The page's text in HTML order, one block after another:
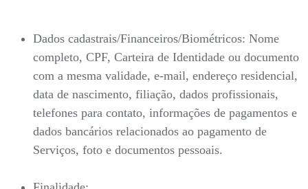
Dados cadastrais/Financeiros/Biométricos: Nome
completo, CPF, Carteira de Identidade ou documento
com a mesma validade, e-mail, endereço residencial,
data de nascimento, filiação, dados profissionais,
telefones para contato, informações de pagamentos e
dados bancários relacionados ao pagamento de
Serviços, foto e documentos pessoais.